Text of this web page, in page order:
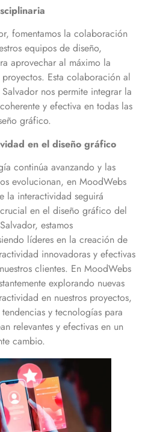
fomentamos la colaboración
equipos de diseño,
aprovechar al máximo la
Esta colaboración al
nos permite integrar la
y efectiva en todas las
gráfico.
en el diseño gráfico
continúa avanzando y las
evolucionan, en MoodWebs
la interactividad seguirá
en el diseño gráfico del
estamos
líderes en la creación de
innovadoras y efectivas
clientes. En MoodWebs
explorando nuevas
en nuestros proyectos,
y tecnologías para
relevantes y efectivas en un
cambio.